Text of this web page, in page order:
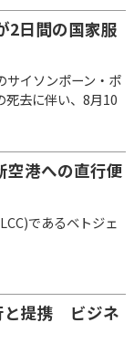
2日間の国家服
イソンポーン・ポ
死去に伴い、8月10
空港への直行便
であるベトジェ
と提携 ビジネ